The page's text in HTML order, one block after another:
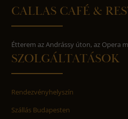
CALLAS CAFÉ &
Étterem az Andrássy úton, az Opera
SZOLGÁLTATÁSOK
Rendezvényhelyszín
Szállás Budapesten